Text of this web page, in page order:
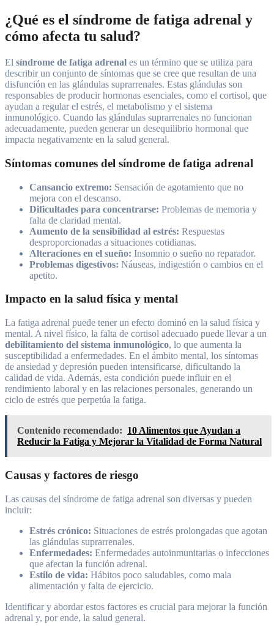
¿Qué es el síndrome de fatiga adrenal y
cómo afecta tu salud?
El síndrome de fatiga adrenal es un término que se utiliza para
describir un conjunto de síntomas que se cree que resultan de una
disfunción en las glándulas suprarrenales. Estas glándulas son
responsables de producir hormonas esenciales, como el cortisol, que
ayudan a regular el estrés, el metabolismo y el sistema
inmunológico. Cuando las glándulas suprarrenales no funcionan
adecuadamente, pueden generar un desequilibrio hormonal que
impacta negativamente en la salud general.
Síntomas comunes del síndrome de fatiga adrenal
Cansancio extremo: Sensación de agotamiento que no
mejora con el descanso.
Dificultades para concentrarse: Problemas de memoria y
falta de claridad mental.
Aumento de la sensibilidad al estrés: Respuestas
desproporcionadas a situaciones cotidianas.
Alteraciones en el sueño: Insomnio o sueño no reparador.
Problemas digestivos: Náuseas, indigestión o cambios en el
apetito.
Impacto en la salud física y mental
La fatiga adrenal puede tener un efecto dominó en la salud física y
mental. A nivel físico, la falta de cortisol adecuado puede llevar a un
debilitamiento del sistema inmunológico, lo que aumenta la
susceptibilidad a enfermedades. En el ámbito mental, los síntomas
de ansiedad y depresión pueden intensificarse, dificultando la
calidad de vida. Además, esta condición puede influir en el
rendimiento laboral y en las relaciones personales, generando un
ciclo de estrés que perpetúa la fatiga.
Contenido recomendado: 10 Alimentos que Ayudan a
Reducir la Fatiga y Mejorar la Vitalidad de Forma Natural
Causas y factores de riesgo
Las causas del síndrome de fatiga adrenal son diversas y pueden
incluir:
Estrés crónico: Situaciones de estrés prolongadas que agotan
las glándulas suprarrenales.
Enfermedades: Enfermedades autoinmunitarias o infecciones
que afectan la función adrenal.
Estilo de vida: Hábitos poco saludables, como mala
alimentación y falta de ejercicio.
Identificar y abordar estos factores es crucial para mejorar la función
adrenal y, por ende, la salud general.